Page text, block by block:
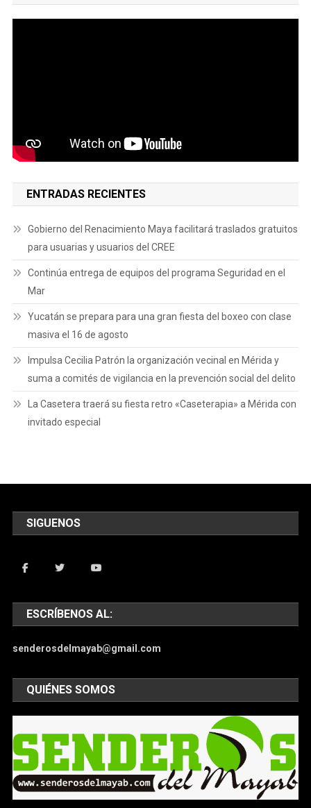
ENTRADAS RECIENTES
Gobierno del Renacimiento Maya facilitará traslados gratuitos
para usuarias y usuarios del CREE
Continúa entrega de equipos del programa Seguridad en el
Mar
Yucatán se prepara para una gran fiesta del boxeo con clase
masiva el 16 de agosto
Impulsa Cecilia Patrón la organización vecinal en Mérida y
suma a comités de vigilancia en la prevención social del delito
La Casetera traerá su fiesta retro «Caseterapia» a Mérida con
invitado especial
SIGUENOS
ESCRÍBENOS AL:
senderosdelmayab@gmail.com
QUIÉNES SOMOS